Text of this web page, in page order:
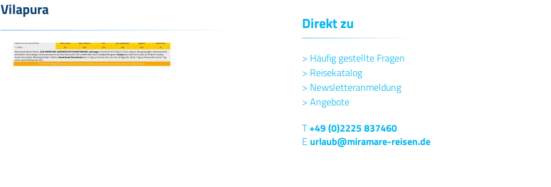
Vilapura
Direkt zu
> Häufig gestellte Fragen
> Reisekatalog
> Newsletteranmeldung
> Angebote
T+49 (0)2225 837460
E urlaub@miramare-reisen.de